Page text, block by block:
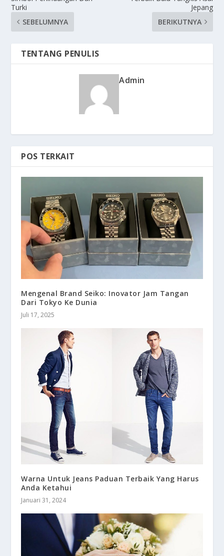
Turki
SEBELUMNYA
Jepang
BERIKUTNYA
TENTANG PENULIS
Admin
POS TERKAIT
Mengenal Brand Seiko: Inovator Jam Tangan
Dari Tokyo Ke Dunia
Juli 17, 2025
Warna Untuk Jeans Paduan Terbaik Yang Harus
Anda Ketahui
Januari 31, 2024